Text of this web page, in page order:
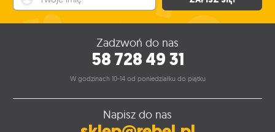
Zadzwoń do nas
58 728 49 31
W godzinach 10-14 od poniedziałku do piątku
Napisz do nas